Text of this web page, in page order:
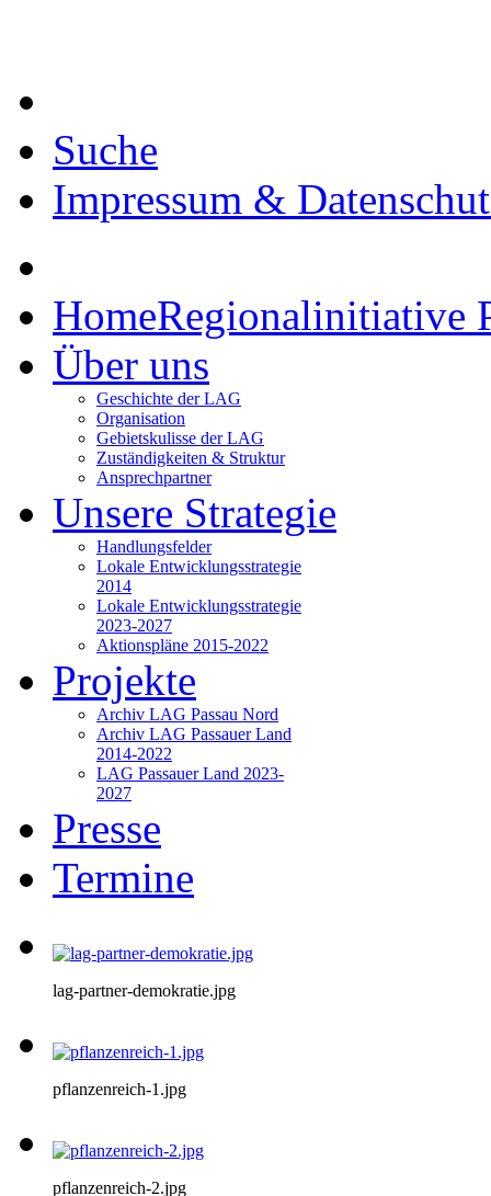
Suche
Impressum &
HomeRegionalinitiative
Über uns
Geschichte der LAG
Organisation
Gebietskulisse der LAG
Zuständigkeiten & Struktur
Ansprechpartner
Unsere Strategie
Handlungsfelder
Lokale Entwicklungsstrategie
2014
Lokale Entwicklungsstrategie
2023-2027
Aktionspläne 2015-2022
Projekte
Archiv LAG Passau Nord
Archiv LAG Passauer Land
2014-2022
LAG Passauer Land 2023-
2027
Presse
Termine
lag-partner-demokratie.jpg
pflanzenreich-1.jpg
pflanzenreich-2.jpg